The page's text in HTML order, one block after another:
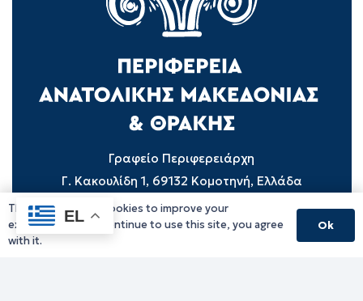
Γραφείο Περιφερειάρχη
Γ. Κακουλίδη 1, 69132 Κομοτηνή, Ελλάδα
Email:periferiarxis@pamth.gov.gr
EL
This website uses cookies to improve your
experience. If you continue to use this site, you agree
with it.
Ok